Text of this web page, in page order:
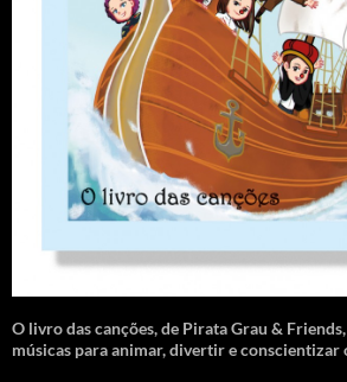
O livro das canções,de Pirata Grau &
músicas para animar, divertir e conscientizar